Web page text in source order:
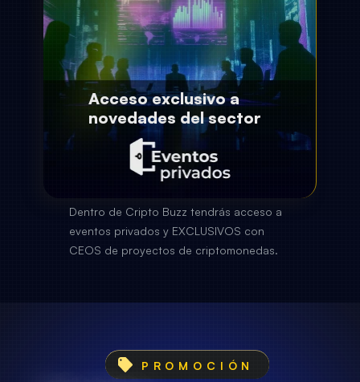
Acceso exclusivo a
novedades del sector